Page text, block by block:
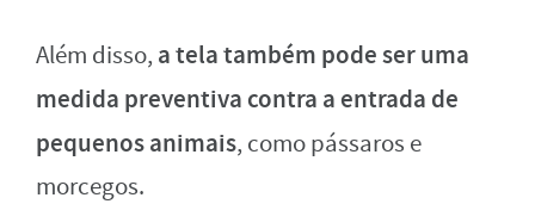
Além disso, a tela também pode ser uma
medida preventiva contra a entrada de
pequenos animais, como pássaros e
morcegos.